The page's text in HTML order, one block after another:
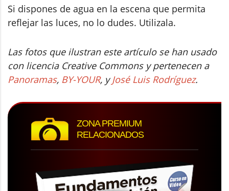
Si dispones de agua en la escena que permita
reflejar las luces, no lo dudes. Utilizala.
Las fotos que ilustran este artículo se han usado
con licencia Creative Commons y pertenecen a
Panoramas, BY-YOUR, yJosé Luis Rodríguez.
ZONA PREMIUM
RELACIONADOS